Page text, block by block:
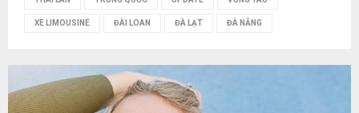
XE LIMOUSINE ĐÀI LOAN ĐÀ LẠT ĐÀ NẴNG